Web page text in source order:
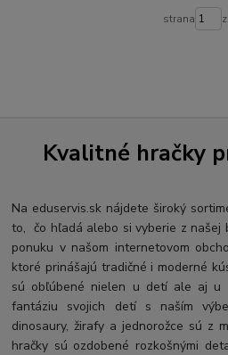
strana
Kvalitné hračky
Na eduservis.sk nájdete široký
to, čo hľadá alebo si vyberie z našej
ponuku v našom internetovom
ktoré prinášajú tradičné i moderné
sú obľúbené nielen u detí ale aj u
fantáziu svojich detí s naším
dinosaury, žirafy a jednorožce sú z
hračky sú ozdobené rozkošnými